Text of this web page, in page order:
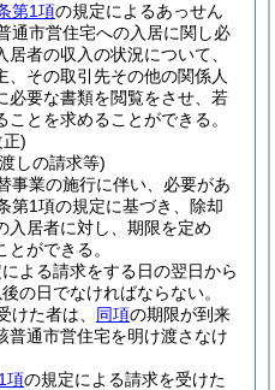
第1項の規定によるあっせん
通市営住宅への入居に関し必
者の収入の状況について、
、その取引先その他の関係人
必要な書類を閲覧をさせ、若
とを求めることができる。
)
しの請求等)
事業の施行に伴い、必要があ
第1項の規定に基づき、除却
入居者に対し、期限を定め
ができる。
よる請求をする日の翌日から
の日でなければならない。
けた者は、 同項の期限が到来
普通市営住宅を明け渡さなけ
項の規定による請求を受けた